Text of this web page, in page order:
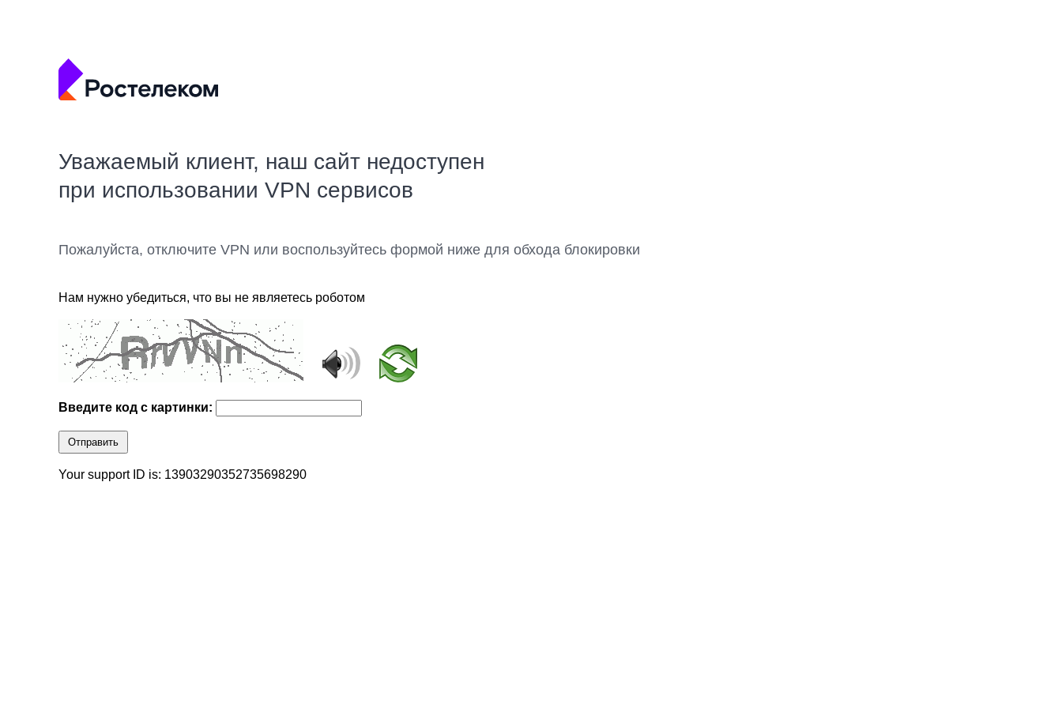
Уважаемый клиент, наш сайт недоступен
при использовании VPN сервисов
Пожалуйста, отключите VPN или воспользуйтесь формой ниже для обхода блокировки
Нам нужно убедиться, что вы не являетесь роботом
Введите код с картинки:
Отправить
Your support ID is: 13903290352735698290